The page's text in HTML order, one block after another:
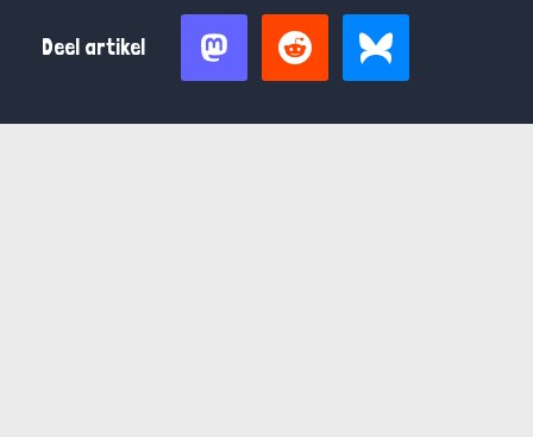
Deel artikel